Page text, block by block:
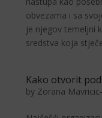
obvezama i sa
je njegov temeljni
sredstva koja
Kako otvorit
by Zorana